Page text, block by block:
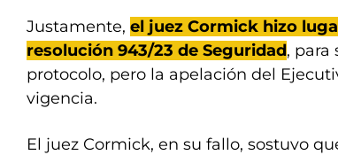
Justamente, el juez Cormick hizo
resolución 943/23 de Seguridad, para
protocolo, pero la apelación del
vigencia.
El juez Cormick, en su fallo, sostuvo